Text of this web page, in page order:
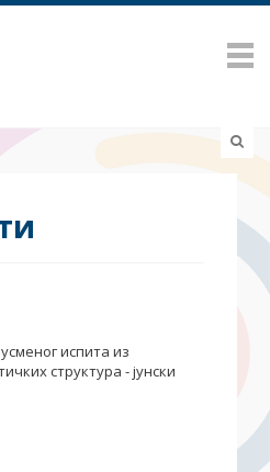
испита из
структура - јунски